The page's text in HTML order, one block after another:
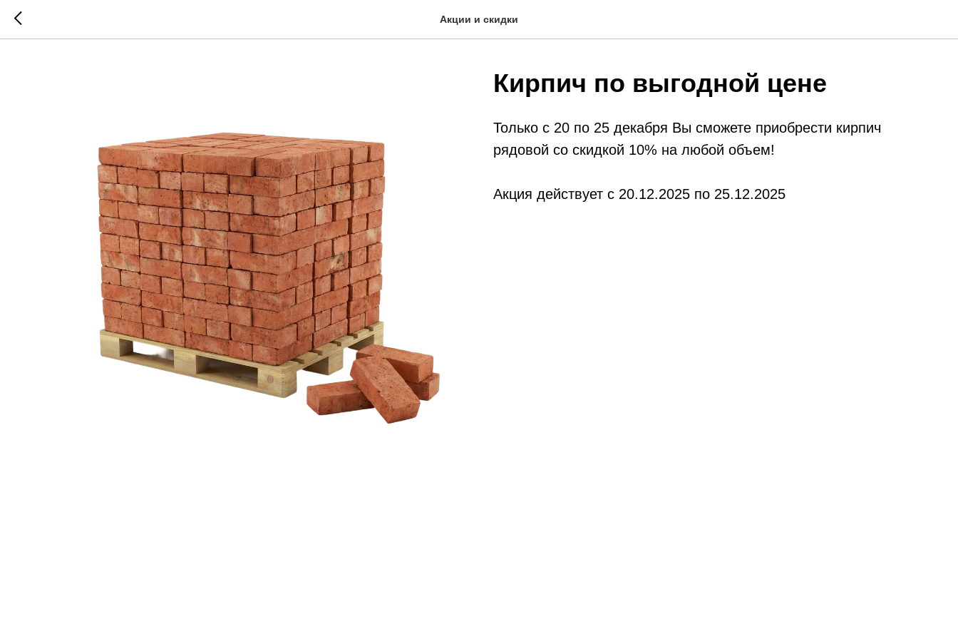
Акции и скидки
Кирпич по выгодной цене
Только с 20 по 25 декабря Вы сможете приобрести кирпич
рядовой со скидкой 10% на любой объем!
Акция действует с 20.12.2025 по 25.12.2025